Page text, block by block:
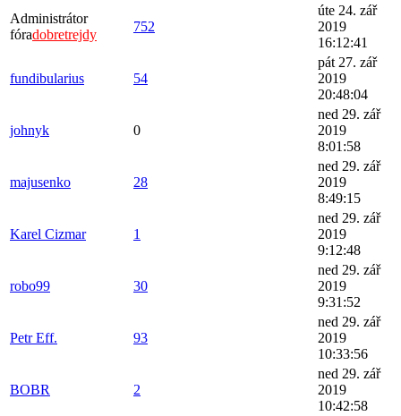
Administrátor
fóradobretrejdy
752
úte 24. zář
2019
16:12:41
fundibularius 54
pát 27. zář
2019
20:48:04
johnyk 0
ned 29. zář
2019
8:01:58
majusenko 28
ned 29. zář
2019
8:49:15
Karel Cizmar 1
ned 29. zář
2019
9:12:48
robo99 30
ned 29. zář
2019
9:31:52
Petr Eff. 93
ned 29. zář
2019
10:33:56
BOBR 2
ned 29. zář
2019
10:42:58